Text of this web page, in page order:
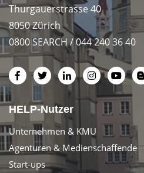
Thurgauerstrasse 40
8050 Zürich
0800 SEARCH / 044 240 36 40
HELP-Nutzer
Unternehmen & KMU
Agenturen & Medienschaffende
Start-ups